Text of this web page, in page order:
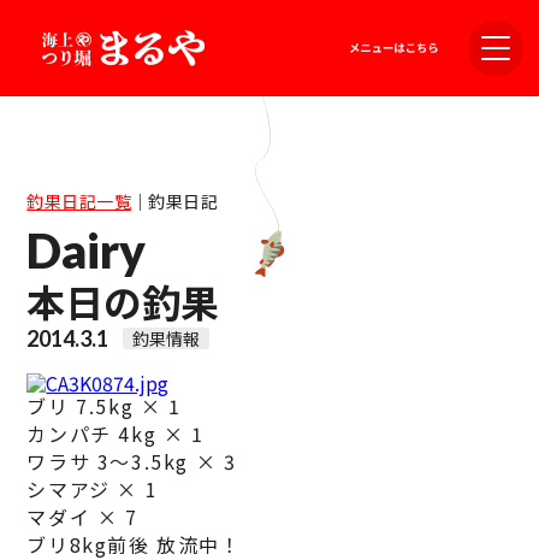
釣果日記一覧｜釣果日記
Dairy
本日の釣果
2014.3.1 釣果情報
ブリ 7.5kg × 1
カンパチ 4kg × 1
ワラサ 3〜3.5kg × 3
シマアジ × 1
マダイ × 7
ブリ8kg前後 放流中！